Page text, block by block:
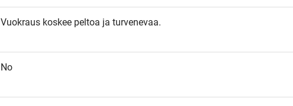
Vuokraus koskee peltoa ja turvenevaa.
No